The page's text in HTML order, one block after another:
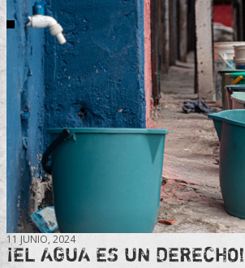
11 JUNIO, 2024
¡EL AGUA ES UN DERECHO!